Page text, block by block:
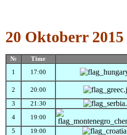
20 Oktoberr 2015
№ Time
1
17:00
2 20:00
3 21:30
4 19:00
5 19:00